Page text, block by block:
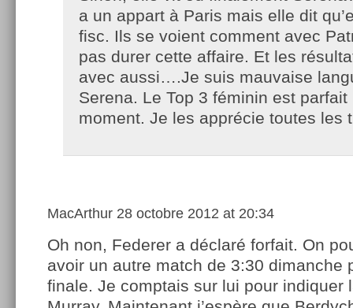
a un appart à Paris mais elle dit
fisc. Ils se voient comment avec
pas durer cette affaire. Et les
avec aussi….Je suis mauvaise
Serena. Le Top 3 féminin est
moment. Je les apprécie toutes les
MacArthur 28 octobre 2012 at 20:34
Oh non, Federer a déclaré forfait. On
avoir un autre match de 3:30 dimanche
finale. Je comptais sur lui pour indiquer